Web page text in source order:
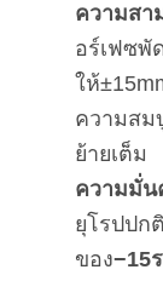
ความสา
อร์เฟซพั
ให้±15
ความสม
ย้ายเต็ม
ความมั่น
ยุโรปปก
ของ−15